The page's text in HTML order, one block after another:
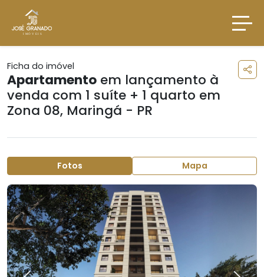
Ficha do imóvel
Apartamento em lançamento à
venda com 1 suíte + 1 quarto em
Zona 08, Maringá - PR
Fotos Mapa